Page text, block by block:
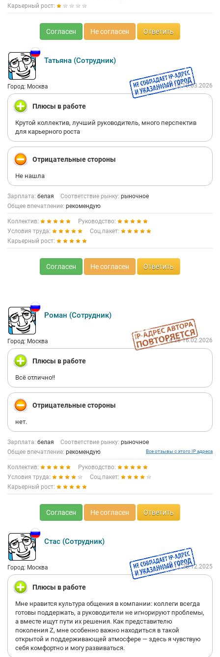
Карьерный рост:
Согласен Не согласен Ответить
Татьяна (Сотрудник)
Город: Москва 11:16 10.03.2026
Плюсы в работе
Крутой коллектив, лучший руководитель, много перспектив
для карьерного роста
Отрицательные стороны
Не нашла
Зарплата: белая Соответствие рынку: рыночное
Общее впечатление: рекомендую
Коллектив:
Руководство:
Условия труда:
Соц.пакет:
Карьерный рост:
Согласен Не согласен Ответить
Роман (Сотрудник)
Город: Москва 14:28 16.02.2026
Плюсы в работе
Всё отлично!!
Отрицательные стороны
нет.
Зарплата: белая Соответствие рынку: рыночное
Общее впечатление: рекомендую Все отзывы с этого IP адреса
Коллектив:
Руководство:
Условия труда:
Соц.пакет:
Карьерный рост:
Согласен Не согласен Ответить
Стас (Сотрудник)
Город: Москва 14:11 28.12.2025
Плюсы в работе
Мне нравится культура общения в компании: коллеги всегда
готовы поддержать, а руководители не игнорируют проблемы,
а вместе ищут пути их решения. Как представителю
поколения Z, мне особенно важно находиться в такой
открытой и поддерживающей атмосфере — здесь я чувствую
себя комфортно и могу развиваться.